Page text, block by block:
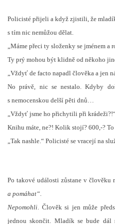
Policisté přijeli a když zjistili, že
s tím nic nemůžou dělat.
„Máme přeci ty složenky se jménem a
Ty prý mohou být klidně od někoho
„Vždyť de facto napadl člověka a jen
No právě, nic se nestalo. Kdyby
s nemocenskou delší pěti dnů…
„Vždyť jsme ho přichytili při krádeži?!“
Knihu máte, ne?! Kolik stojí? 600,-?
„Tak nashle.“ Policisté se vracejí na
Po takové události zůstane v člověku
a pomáhat“.
Nepomohli. Člověk si jen může
jednou skončit. Mladík se bude dál